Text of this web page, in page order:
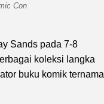
Con
Sands pada 7-8
koleksi langka
buku komik ternama